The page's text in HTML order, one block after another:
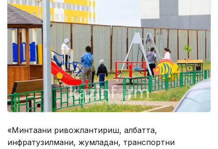
«Минтақани ривожлантириш, албатта,
инфратузилмани, жумладан, транспортни